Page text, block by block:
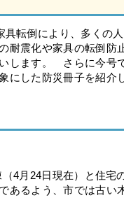
転倒により、多くの人
耐震化や家具の転倒防
します。 さらに今号
にした防災冊子を紹介
4月24日現在）と住宅
あるよう、市では古い